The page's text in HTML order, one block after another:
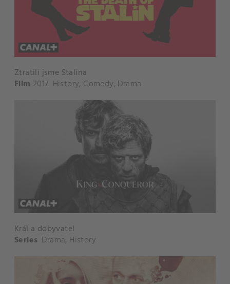
Ztratili jsme Stalina
Film 2017 History, Comedy, Drama
Král a dobyvatel
Series Drama, History